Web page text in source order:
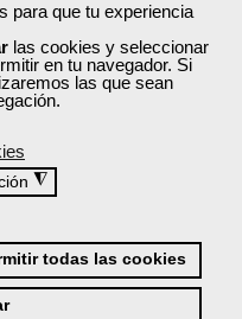
para que tu experiencia
las cookies y seleccionar
en tu navegador. Si
las que sean
◮
todas las cookies